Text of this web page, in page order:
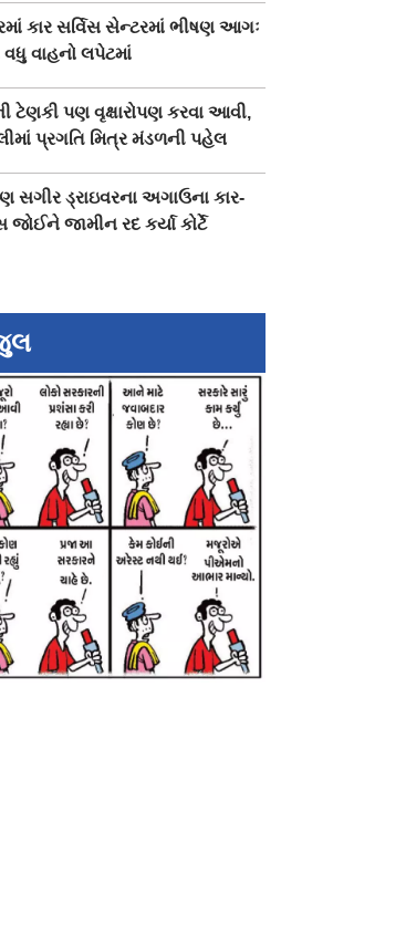
ટાઇગર હિલથી ઓપરેશન
સિંદૂર સુધી: કારગિલે શું
નિર્માણ કર્યું
કાર સર્વિસ સેન્ટરમાં ભીષણ આગઃ
વાહનો લપેટમાં
ટેણકી પણ વૃક્ષારોપણ કરવા આવી,
પ્રગતિ મિત્ર મંડળની પહેલ
સગીર ડ્રાઇવરના અગાઉના કાર-
જોઈને જામીન રદ કર્યા કોર્ટે